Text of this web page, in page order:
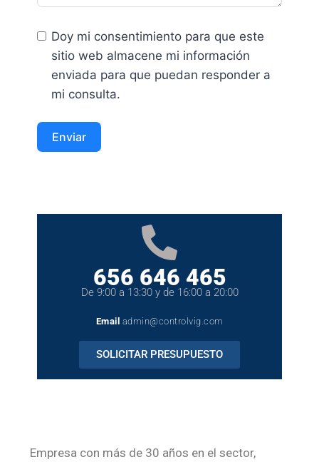
Doy mi consentimiento para que este
sitio web almacene mi información
enviada para que puedan responder a
mi consulta.
Enviar
656 646 465
De 9:00 a 13:30 y de 16:00 a 20:00
Email admin@controlvig.com
SOLICITAR PRESUPUESTO
Empresa con más de 30 años en el sector,